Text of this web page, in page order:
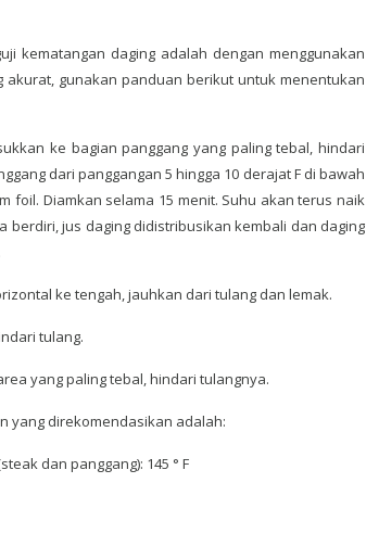
kematangan daging adalah dengan menggunakan
akurat, gunakan panduan berikut untuk menentukan
ke bagian panggang yang paling tebal, hindari
dari panggangan 5 hingga 10 derajat F di bawah
foil. Diamkan selama 15 menit. Suhu akan terus naik
berdiri, jus daging didistribusikan kembali dan daging
ke tengah, jauhkan dari tulang dan lemak.
tulang.
yang paling tebal, hindari tulangnya.
yang direkomendasikan adalah:
dan panggang): 145 ° F